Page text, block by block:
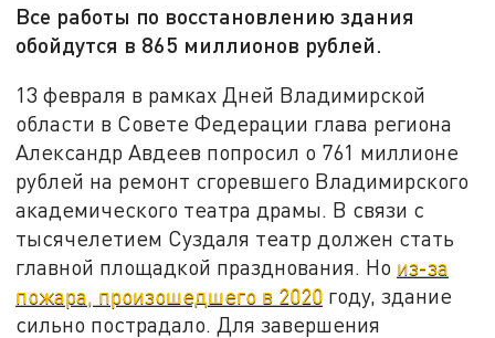
Все работы по восстановлению здания
обойдутся в 865 миллионов рублей.
13 февраля в рамках Дней Владимирской
области в Совете Федерации глава региона
Александр Авдеев попросил о 761 миллионе
рублей на ремонт сгоревшего Владимирского
академического театра драмы. В связи с
тысячелетием Суздаля театр должен стать
главной площадкой празднования. Но из-за
пожара, произошедшего в 2020 году, здание
сильно пострадало. Для завершения